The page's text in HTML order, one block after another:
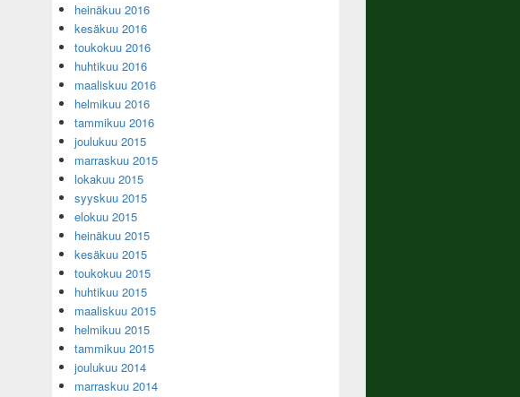
heinäkuu 2016
kesäkuu 2016
toukokuu 2016
huhtikuu 2016
maaliskuu 2016
helmikuu 2016
tammikuu 2016
joulukuu 2015
marraskuu 2015
lokakuu 2015
syyskuu 2015
elokuu 2015
heinäkuu 2015
kesäkuu 2015
toukokuu 2015
huhtikuu 2015
maaliskuu 2015
helmikuu 2015
tammikuu 2015
joulukuu 2014
marraskuu 2014